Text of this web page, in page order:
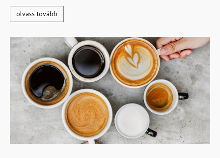
olvass tovább